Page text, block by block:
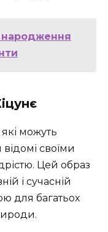
народження
можуть
своїми
Цей образ
і сучасній
для багатьох